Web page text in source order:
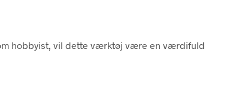
hobbyist, vil dette værktøj være en værdifuld